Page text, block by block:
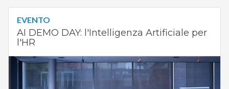
EVENTO
AI DEMO DAY: l'Intelligenza Artificiale per
l'HR